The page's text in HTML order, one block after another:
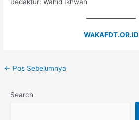
Redaktur: Wahid Ikhwan
WAKAFDT.OR.ID
← Pos Sebelumnya
Search